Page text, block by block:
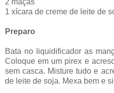
1 xícara de creme de leite de
Preparo
Bata no liquidificador as
Coloque em um pirex e
sem casca. Misture tudo e
de leite de soja. Mexa bem e